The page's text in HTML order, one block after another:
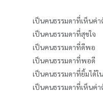
เป็นคนธรรมดาที่เห็นค่า
เป็นคนธรรมดาที่สุขใจ
เป็นคนธรรมดาที่ดีพอ
เป็นคนธรรมดาที่พอดี
เป็นคนธรรมดาที่ยิ้มได้ใ
เป็นคนธรรมดาที่เห็นค่า